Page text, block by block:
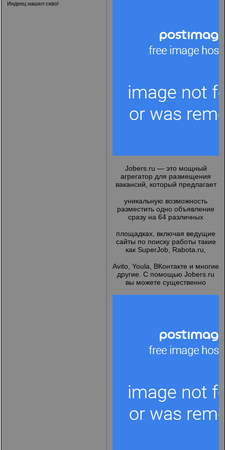
Индеец нашел скво!
Jobers.ru — это мощный
агрегатор для размещения
вакансий, который предлагает
уникальную возможность
разместить одно объявление
сразу на 64 различных
площадках, включая ведущие
сайты по поиску работы такие
как SuperJob, Rabota.ru,
Avito, Youla, ВКонтакте и многие
другие. С помощью Jobers.ru
вы можете существенно